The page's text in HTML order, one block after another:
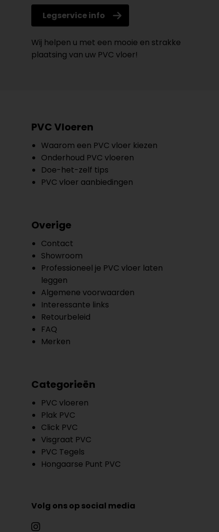
Legservice info
Wij helpen u met een mooie en strakke
plaatsing van uw PVC vloer!
PVC Vloeren
Waarom een PVC vloer kiezen
Onderhoud PVC vloeren
Doe-het-zelf tips
PVC vloer aanbiedingen
Overige
Contact
Showroom
Professioneel je PVC vloer laten
leggen
Algemene voorwaarden
Interessante links
Retourbeleid
FAQ
Merken
Categorieën
PVC vloeren
Plak PVC
Click PVC
Visgraat PVC
PVC Tegels
Hongaarse Punt PVC
Volg ons op social media